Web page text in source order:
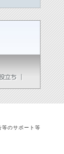
のサポート等